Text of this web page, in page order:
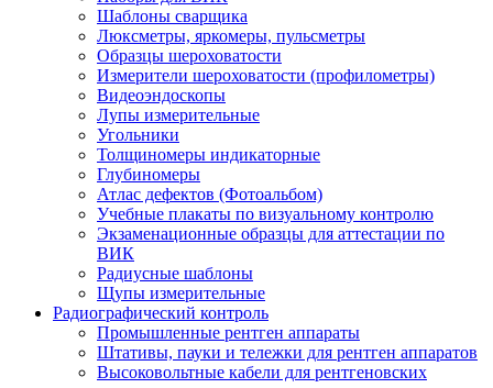
Шаблоны сварщика
Люксметры, яркомеры, пульсметры
Образцы шероховатости
Измерители шероховатости (профилометры)
Видеоэндоскопы
Лупы измерительные
Угольники
Толщиномеры индикаторные
Глубиномеры
Атлас дефектов (Фотоальбом)
Учебные плакаты по визуальному контролю
Экзаменационные образцы для аттестации по
ВИК
Радиусные шаблоны
Щупы измерительные
Радиографический контроль
Промышленные рентген аппараты
Штативы, пауки и тележки для рентген аппаратов
Высоковольтные кабели для рентгеновских